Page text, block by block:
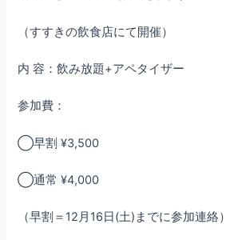
（すすきの飲食店にて開催）
内 容：飲み放題+アペタイザー
参加費：
◯早割 ¥3,500
◯通常 ¥4,000
（早割＝12月16日(土)までに参加連絡）